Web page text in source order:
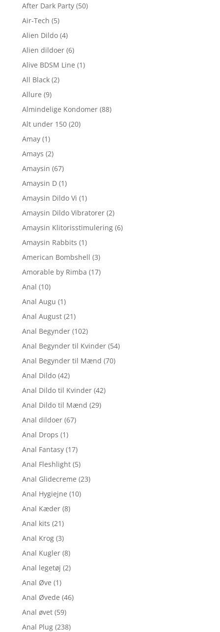
After Dark Party (50)
Air-Tech (5)
Alien Dildo (4)
Alien dildoer (6)
Alive BDSM Line (1)
All Black (2)
Allure (9)
Almindelige Kondomer (88)
Alt under 150 (20)
Amay (1)
Amays (2)
Amaysin (67)
Amaysin D (1)
Amaysin Dildo Vi (1)
Amaysin Dildo Vibratorer (2)
Amaysin Klitorisstimulering (6)
Amaysin Rabbits (1)
American Bombshell (3)
Amorable by Rimba (17)
Anal (10)
Anal Augu (1)
Anal August (21)
Anal Begynder (102)
Anal Begynder til Kvinder (54)
Anal Begynder til Mænd (70)
Anal Dildo (42)
Anal Dildo til Kvinder (42)
Anal Dildo til Mænd (29)
Anal dildoer (67)
Anal Drops (1)
Anal Fantasy (17)
Anal Fleshlight (5)
Anal Glidecreme (23)
Anal Hygiejne (10)
Anal Kæder (8)
Anal kits (21)
Anal Krog (3)
Anal Kugler (8)
Anal legetøj (2)
Anal Øve (1)
Anal Øvede (46)
Anal øvet (59)
Anal Plug (238)